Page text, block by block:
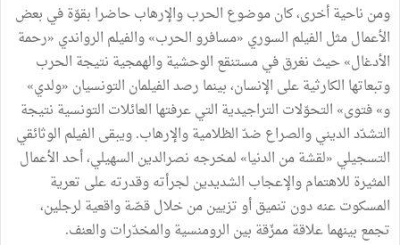
ومن ناحية أخرى، كان موضوع الحرب والإرهاب حاضرا بقوّة في بعض
الأعمال مثل الفيلم السوري «مسافرو الحرب» والفيلم الرواندي «رحمة
الأدغال» حيث نغرق في مستنقع الوحشية والهمجية نتيجة الحرب
وتبعاتها الكارثية على الإنسان، بينما رصد الفيلمان التونسيان «ولدي»
و» فتوى» التحوّلات التراجيدية التي عرفتها العائلات التونسية نتيجة
التشدّد الديني والصراع ضدّ الظلامية والإرهاب. ويبقى الفيلم الوثائقي
التسجيلي «لقشة من الدنيا» لمخرجه نصرالدين السهيلي، أحد الأعمال
المثيرة للاهتمام والإعجاب الشديدين لجرأته وقدرته على تعرية
المسكوت عنه دون تنميق أو تزيين من خلال قصّة واقعية لرجلين،
تجمع بينهما علاقة ممزّقة بين الرومنسية والمخدّرات والعنف.